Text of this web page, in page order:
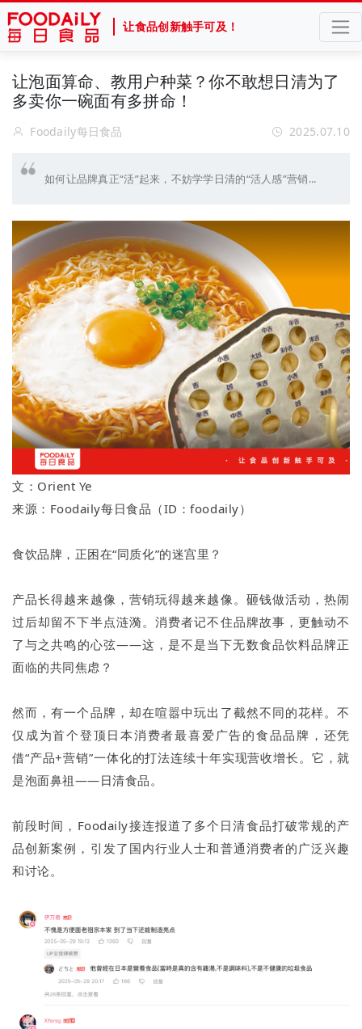
让食品创新触手可及！
让泡面算命、教用户种菜？你不敢想日清为了
多卖你一碗面有多拼命！
Foodaily每日食品 2025.07.10
如何让品牌真正“活”起来，不妨学学日清的“活人感”营销...
文：Orient Ye
来源：Foodaily每日食品（ID：foodaily）
食饮品牌，正困在“同质化”的迷宫里？
产品长得越来越像，营销玩得越来越像。砸钱做活动，热闹
过后却留不下半点涟漪。消费者记不住品牌故事，更触动不
了与之共鸣的心弦——这，是不是当下无数食品饮料品牌正
面临的共同焦虑？
然而，有一个品牌，却在喧嚣中玩出了截然不同的花样。不
仅成为首个登顶日本消费者最喜爱广告的食品品牌，还凭
借“产品+营销”一体化的打法连续十年实现营收增长。它，就
是泡面鼻祖——日清食品。
前段时间，Foodaily接连报道了多个日清食品打破常规的产
品创新案例，引发了国内行业人士和普通消费者的广泛兴趣
和讨论。